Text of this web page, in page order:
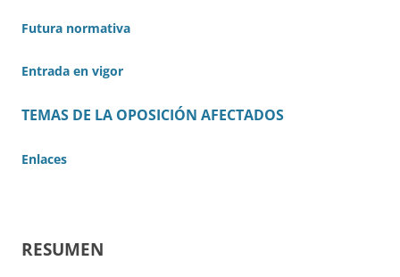
Futura normativa
Entrada en vigor
TEMAS DE LA OPOSICIÓN AFECTADOS
Enlaces
RESUMEN